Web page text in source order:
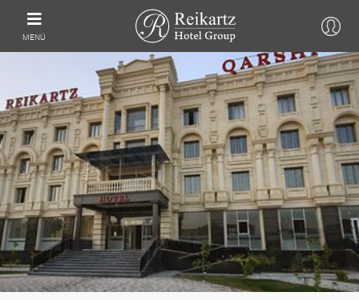
MENÜ